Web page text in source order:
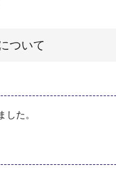
ついて
した。